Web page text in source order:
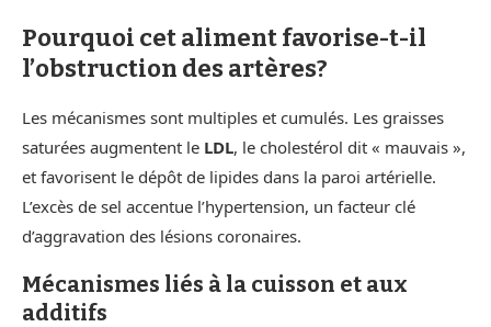
Pourquoi cet aliment favorise-t-il
l’obstruction des artères?
Les mécanismes sont multiples et cumulés. Les graisses
saturées augmentent le LDL, le cholestérol dit « mauvais »,
et favorisent le dépôt de lipides dans la paroi artérielle.
L’excès de sel accentue l’hypertension, un facteur clé
d’aggravation des lésions coronaires.
Mécanismes liés à la cuisson et aux
additifs